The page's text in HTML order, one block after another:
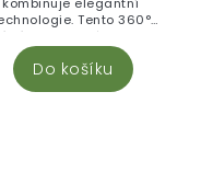
Do košíku
elegantní
Tento 360°
kinetickému pohybu,
vody. Vyroben z
dokonale hladké
Součástí je i 3m